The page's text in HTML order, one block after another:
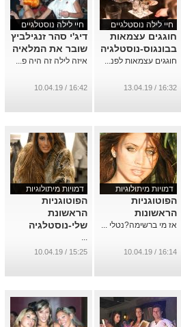
חיי לילה נוסטלגיים
חוגגים עצמאות
בבונגוס-נוסטלגיה
חוגגים עצמאות לפנ...
16:32 / 13.04.19
חיי לילה נוסטלגיים
דיג'י סהר זנגילביץ
שובר את המלאיה
איזה לילה זה היה פ...
16:42 / 10.04.19
דמויות מיתולוגיות
הפוטוגניות
הראשונות
אז מי ברשימה?נטלי ...
16:14 / 10.04.19
דמויות מיתולוגיות
הפוטוגניות
הראשונת
שלי-נוסטלגיה
...
15:25 / 10.04.19